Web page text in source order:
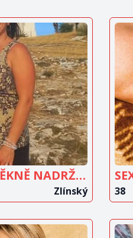
JSEM PĚKNĚ NADRŽENÁ
Zlínský 38